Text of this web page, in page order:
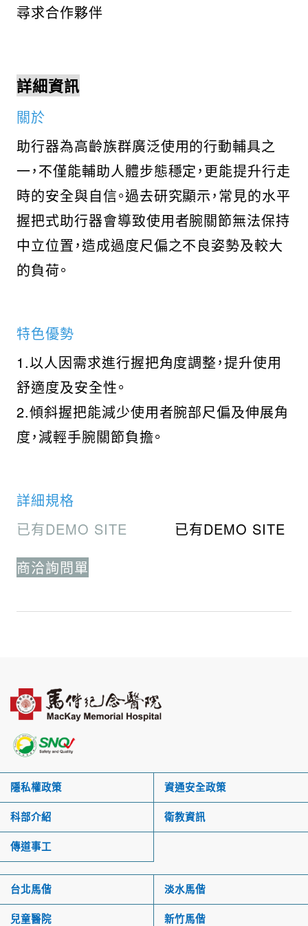
尋求合作夥伴
詳細資訊
關於
助行器為高齡族群廣泛使用的行動輔具之
一，不僅能輔助人體步態穩定，更能提升行走
時的安全與自信。過去研究顯示，常見的水平
握把式助行器會導致使用者腕關節無法保持
中立位置，造成過度尺偏之不良姿勢及較大
的負荷。
特色優勢
1.以人因需求進行握把角度調整，提升使用
舒適度及安全性。
2.傾斜握把能減少使用者腕部尺偏及伸展角
度，減輕手腕關節負擔。
詳細規格
已有DEMO SITE 已有DEMO SITE
商洽詢問單
隱私權政策 資通安全政策
科部介紹 衛教資訊
傳道事工
台北馬偕 淡水馬偕
兒童醫院 新竹馬偕